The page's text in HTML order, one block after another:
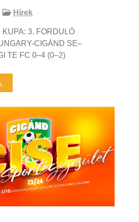
Hírek
KUPA: 3. FORDULÓ
CIGÁND SE–
TE FC 0–4 (0–2)